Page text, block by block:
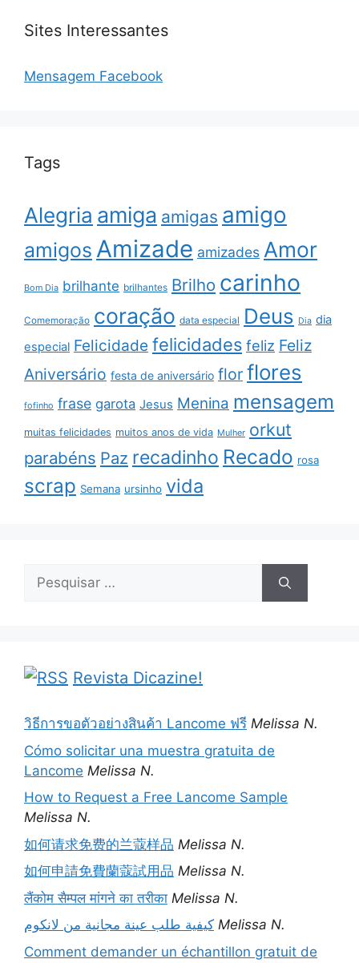
Sites Interessantes
Mensagem Facebook
Tags
Alegria amiga amigas amigo
amigos Amizade amizades Amor
Bom Dia brilhante brilhantes Brilho carinho
Comemoração coração data especial Deus Dia dia
especial Felicidade felicidades feliz Feliz
Aniversário festa de aniversário flor flores
fofinho frase garota Jesus Menina mensagem
muitas felicidades muitos anos de vida Mulher orkut
parabéns Paz recadinho Recado rosa
scrap Semana ursinho vida
Pesquisar
Revista Dicazine!
วิธีการขอตัวอย่างสินค้า Lancome ฟรี Melissa N.
Cómo solicitar una muestra gratuita de
Lancome Melissa N.
How to Request a Free Lancome Sample
Melissa N.
如何请求免费的兰蔻样品 Melissa N.
如何申請免費蘭蔻試用品 Melissa N.
लैंकोम सैम्पल मांगने का तरीका Melissa N.
كيفية طلب عينة مجانية من لانكوم Melissa N.
Comment demander un échantillon gratuit de